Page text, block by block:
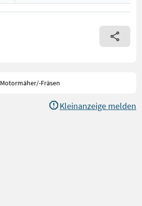
Motormäher/-Fräsen
Kleinanzeige melden